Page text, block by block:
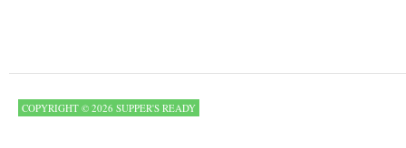
COPYRIGHT © 2026 SUPPER'S READY